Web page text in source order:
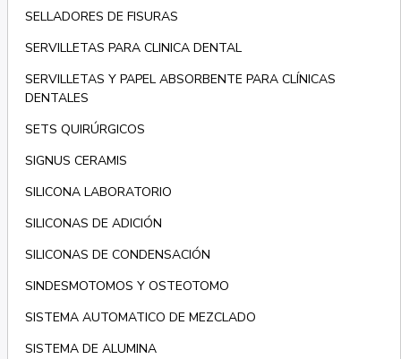
SELLADORES DE FISURAS
SERVILLETAS PARA CLINICA DENTAL
SERVILLETAS Y PAPEL ABSORBENTE PARA CLÍNICAS
DENTALES
SETS QUIRÚRGICOS
SIGNUS CERAMIS
SILICONA LABORATORIO
SILICONAS DE ADICIÓN
SILICONAS DE CONDENSACIÓN
SINDESMOTOMOS Y OSTEOTOMO
SISTEMA AUTOMATICO DE MEZCLADO
SISTEMA DE ALUMINA